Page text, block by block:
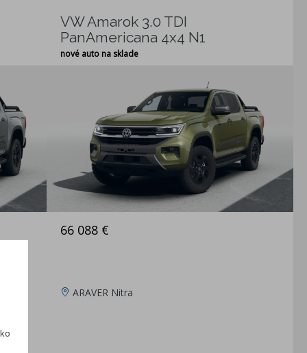
VW Amarok 3.0 TDI
PanAmericana 4x4 N1
nové auto na sklade
66 088 €
ARAVER Nitra